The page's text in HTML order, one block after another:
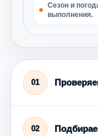
Сезон и
выполнения.
01
02